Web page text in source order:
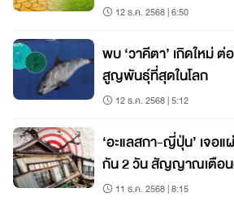
12 ธ.ค. 2568 | 6:50
พบ ‘วาคีตา’ เกิดใหม่
สูญพันธุ์ที่สุดในโลก
12 ธ.ค. 2568 | 5:12
‘อะแลสกา-ญี่ปุ่น’ เจอแ
กัน 2 วัน สัญญาณเตือน
11 ธ.ค. 2568 | 8:15